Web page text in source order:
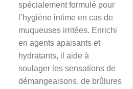
spécialement formulé pour
l’hygiène intime en cas de
muqueuses irritées. Enrichi
en agents apaisants et
hydratants, il aide à
soulager les sensations de
démangeaisons, de brûlures